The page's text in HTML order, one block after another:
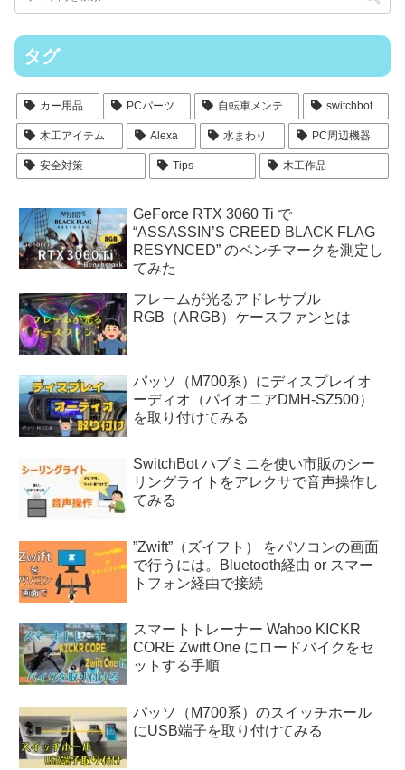
タグ
カー用品 PCパーツ 自転車メンテ switchbot
木工アイテム Alexa 水まわり PC周辺機器
安全対策 Tips 木工作品
GeForce RTX 3060 Ti で
“ASSASSIN’S CREED BLACK FLAG
RESYNCED” のベンチマークを測定し
てみた
フレームが光るアドレサブル
RGB（ARGB）ケースファンとは
パッソ（M700系）にディスプレイオ
ーディオ（パイオニアDMH-SZ500）
を取り付けてみる
SwitchBot ハブミニを使い市販のシー
リングライトをアレクサで音声操作し
てみる
”Zwift”（ズイフト） をパソコンの画面
で行うには。Bluetooth経由 or スマー
トフォン経由で接続
スマートトレーナー Wahoo KICKR
CORE Zwift One にロードバイクをセ
ットする手順
パッソ（M700系）のスイッチホール
にUSB端子を取り付けてみる